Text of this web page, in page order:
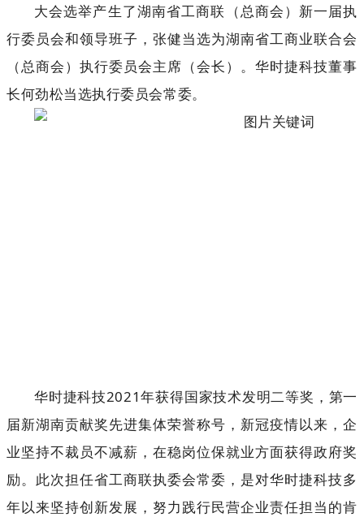
大会选举产生了湖南省工商联（总商会）新一届执
行委员会和领导班子，张健当选为湖南省工商业联合会
（总商会）执行委员会主席（会长）。华时捷科技董事
长何劲松当选执行委员会常委。
华时捷科技2021年获得国家技术发明二等奖，第一
届新湖南贡献奖先进集体荣誉称号，新冠疫情以来，企
业坚持不裁员不减薪，在稳岗位保就业方面获得政府奖
励。此次担任省工商联执委会常委，是对华时捷科技多
年以来坚持创新发展，努力践行民营企业责任担当的肯